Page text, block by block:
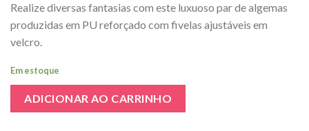
Realize diversas fantasias com este luxuoso par de algemas
produzidas em PU reforçado com fivelas ajustáveis em
velcro.
Em estoque
ADICIONAR AO CARRINHO